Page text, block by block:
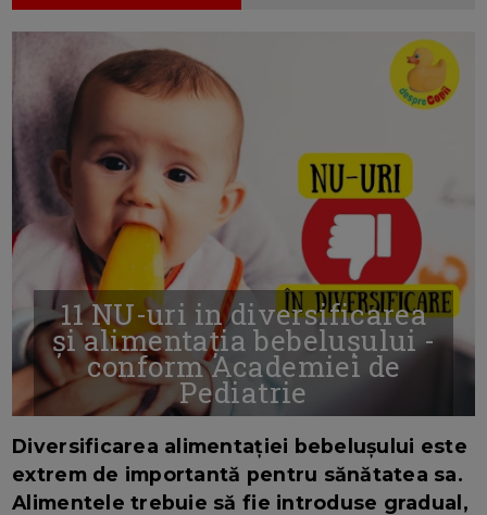
11 NU-uri in diversificarea
și alimentația bebelușului -
conform Academiei de
Pediatrie
Diversificarea alimentației bebelușului este
extrem de importantă pentru sănătatea sa.
Alimentele trebuie să fie introduse gradual,